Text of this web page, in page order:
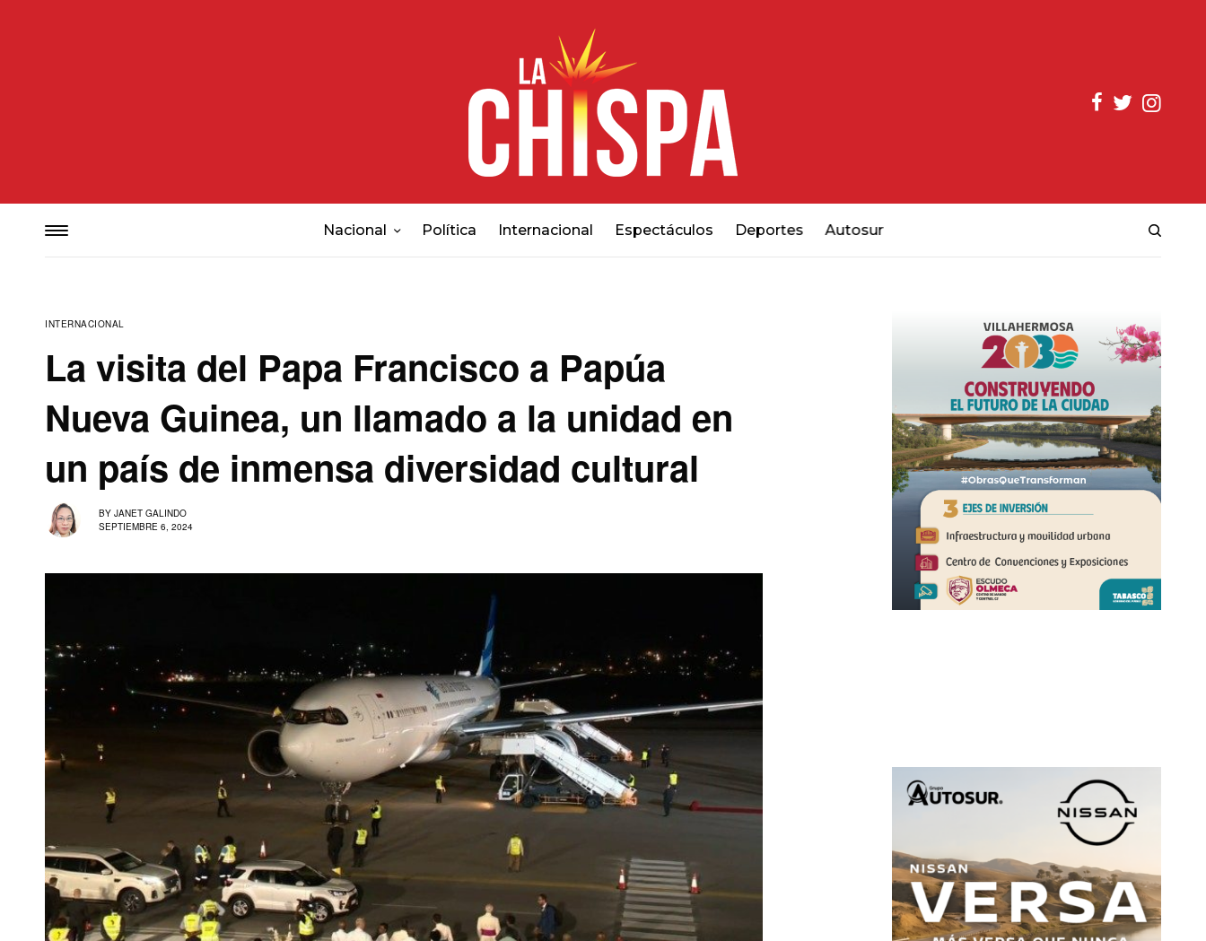
Nacional Política Internacional Espectáculos Deportes Autosur
INTERNACIONAL
La visita del Papa Francisco a Papúa
Nueva Guinea, un llamado a la unidad en
un país de inmensa diversidad cultural
BY JANET GALINDO
SEPTIEMBRE 6, 2024